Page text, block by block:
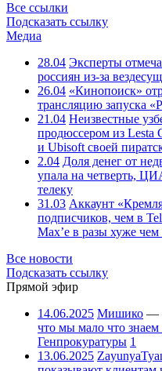
Все ссылки
Подсказать ссылку
Медиа
28.04 Эксперты
россиян из-за
26.04 «Кинопоиск»
трансляцию запуска
21.04 Неизвестные
продюссером из Lesta
и Ubisoft своей
2.04 Доля денег от
упала на четверть,
телеку
31.03 Аккаунт
подписчиков, чем в
Max’е в разы хуже чем
Все новости
Подсказать ссылку
Прямой эфир
14.06.2025 Мишико —
что мы мало что
Генпрокуратуры 1
13.06.2025